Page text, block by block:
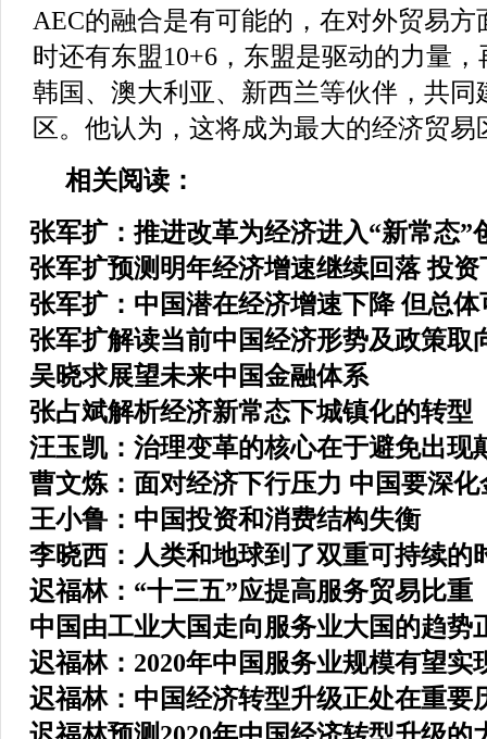
AEC的融合是有可能的，在对外贸易
时还有东盟10+6，东盟是驱动的力量
韩国、澳大利亚、新西兰等伙伴，共同
区。他认为，这将成为最大的经济贸易
相关阅读：
张军扩：推进改革为经济进入“新常态”
张军扩预测明年经济增速继续回落 投资
张军扩：中国潜在经济增速下降 但总体
张军扩解读当前中国经济形势及政策取
吴晓求展望未来中国金融体系
张占斌解析经济新常态下城镇化的转型
汪玉凯：治理变革的核心在于避免出现
曹文炼：面对经济下行压力 中国要深化
王小鲁：中国投资和消费结构失衡
李晓西：人类和地球到了双重可持续的
迟福林：“十三五”应提高服务贸易比重
中国由工业大国走向服务业大国的趋势
迟福林：2020年中国服务业规模有望实
迟福林：中国经济转型升级正处在重要